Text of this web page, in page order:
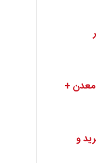
معدن +
و